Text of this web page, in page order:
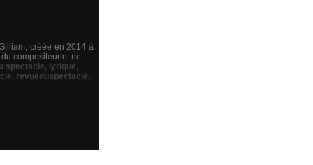
créée en 2014 à
compositeur et ne...
spectacle, lyrique,
, revueduspectacle,